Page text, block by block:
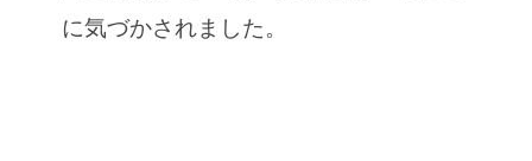
に気づかされました。